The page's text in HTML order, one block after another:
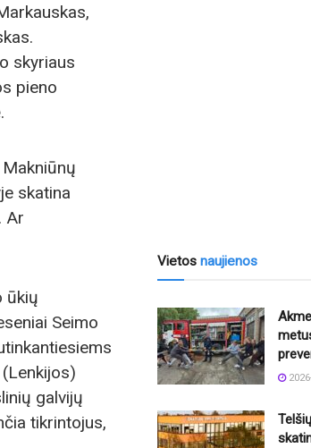
skyriaus
pieno
skatina
Ar
ūkių
Seimo
galvijų
tikrintojus,
Vietos naujienos